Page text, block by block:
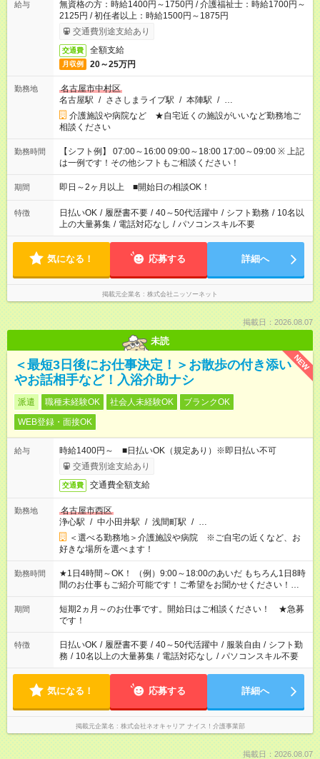
給与
無資格の方：時給1400円～1750円 / 介護福祉士：時給1700円～
2125円 / 初任者以上：時給1500円～1875円
交通費別途支給あり
交通費 全額支給
月収例 20～25万円
勤務地
名古屋市中村区
名古屋駅 / ささしまライブ駅 / 本陣駅 / …
介護施設や病院など ★自宅近くの施設がいいなど勤務地ご
相談ください
勤務時間
【シフト例】 07:00～16:00 09:00～18:00 17:00～09:00 ※ 上記
は一例です！その他シフトもご相談ください！
期間 即日～2ヶ月以上 ■開始日の相談OK！
特徴 日払いOK / 履歴書不要 / 40～50代活躍中 / シフト勤務 / 10名以
上の大量募集 / 電話対応なし / パソコンスキル不要
気になる！ 応募する 詳細へ
掲載元企業名 株式会社ニッソーネット
掲載日：2026.08.07
未読
NEW
＜最短3日後にお仕事決定！＞お散歩の付き添い
やお話相手など！入浴介助ナシ
派遣 職種未経験OK 社会人未経験OK
ブランクOK
WEB登録・面接OK
給与
時給1400円～ ■日払いOK（規定あり）※即日払い不可
交通費別途支給あり
交通費 交通費全額支給
勤務地
名古屋市西区
浄心駅 / 中小田井駅 / 浅間町駅 / …
＜選べる勤務地＞介護施設や病院 ※ご自宅の近くなど、お
好きな場所を選べます！
勤務時間
★1日4時間～OK！ （例）9:00～18:00のあいだ もちろん1日8時
間のお仕事もご紹介可能です！ご希望をお聞かせください！★家
庭の都合でお休みが必要な場合も遠慮なくご相談ください。 ※
週最低15時間以上の勤務が必要です
期間
短期2ヵ月～のお仕事です。開始日はご相談ください！ ★急募
です！
特徴 日払いOK / 履歴書不要 / 40～50代活躍中 / 服装自由 / シフト勤
務 / 10名以上の大量募集 / 電話対応なし / パソコンスキル不要
気になる！ 応募する 詳細へ
掲載元企業名 株式会社ネオキャリア ナイス！介護事業部
掲載日：2026.08.07